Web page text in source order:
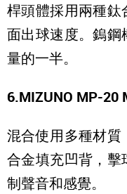
桿頭體採用兩種
面出球速度。鎢
量的一半。
6.MIZUNO MP-20
混合使用多種材
合金填充凹背，
制聲音和感覺。